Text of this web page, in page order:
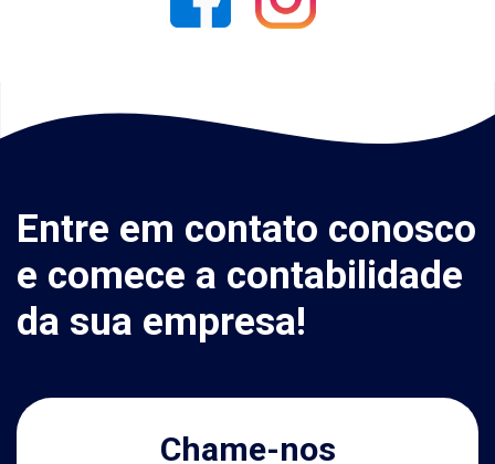
Entre em contato conosco
e comece a contabilidade
da sua empresa!
Chame-nos